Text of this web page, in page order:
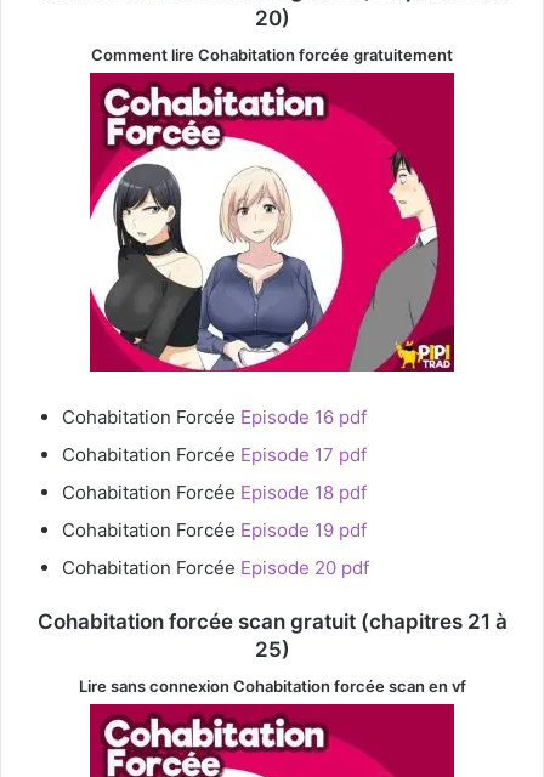
20)
Comment lire Cohabitation forcéegratuitement
Cohabitation Forcée Episode 16 pdf
Cohabitation Forcée Episode 17 pdf
Cohabitation Forcée Episode 18 pdf
Cohabitation Forcée Episode 19 pdf
Cohabitation Forcée Episode 20 pdf
Cohabitation forcée scan gratuit (chapitres 21 à
25)
Lire sans connexion Cohabitation forcéescan en vf